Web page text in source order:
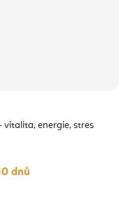
vitalita, energie, stres
dnů